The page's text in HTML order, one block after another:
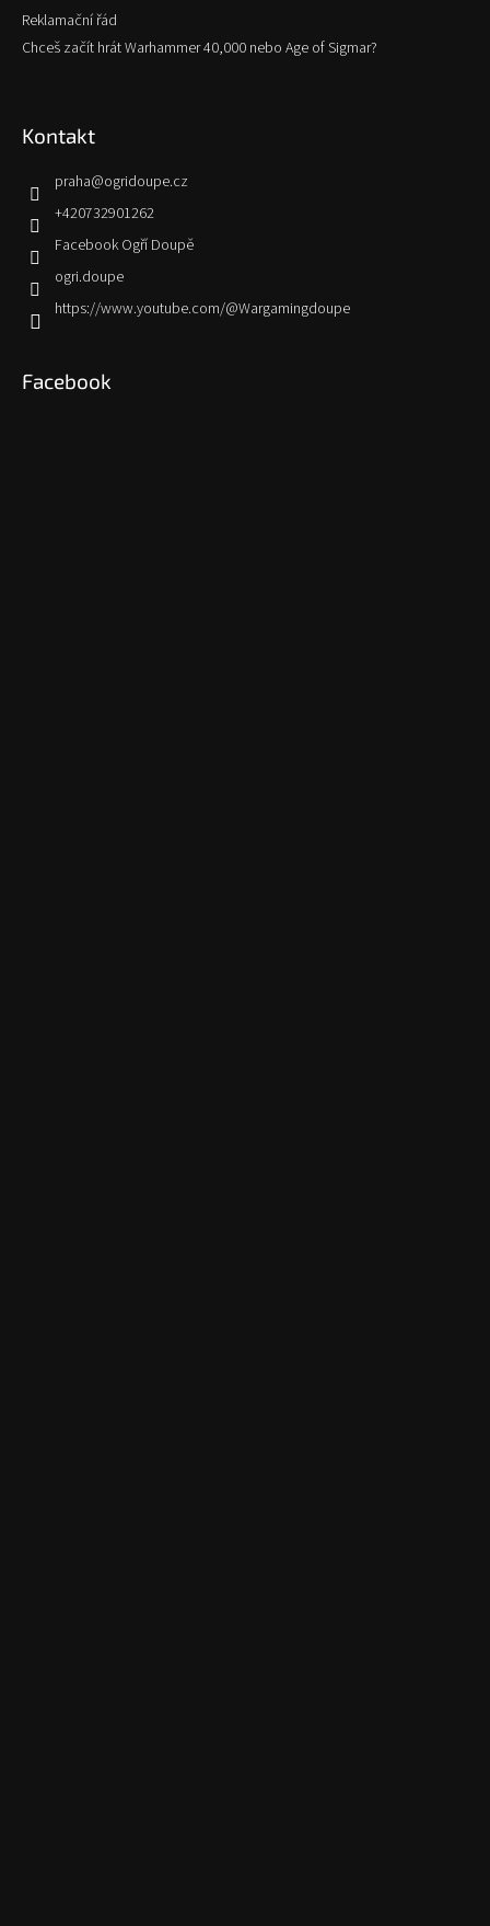
Reklamační řád
Chceš začít hrát Warhammer 40,000 nebo Age of Sigmar?
Kontakt
praha@ogridoupe.cz
+420732901262
Facebook Ogří Doupě
ogri.doupe
https://www.youtube.com/@Wargamingdoupe
Facebook